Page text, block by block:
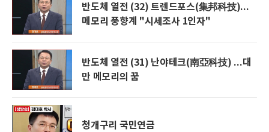
반도체 열전 (32) 트렌드포스(集邦科技)...
메모리 풍향계 "시세조사 1인자"
반도체 열전 (31) 난야테크(南亞科技) ...대
만 메모리의 꿈
청개구리 국민연금